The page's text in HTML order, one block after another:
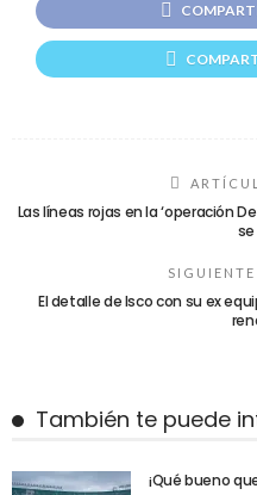
Las líneas rojas en la ‘operación
se
El detalle de Isco con su ex
También te puede
¡Qué bueno